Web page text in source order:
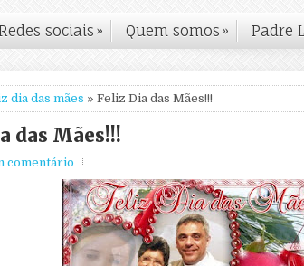
sociais » Quem somos » Padre
dia das mães » Feliz Dia das Mães!!!
das Mães!!!
comentário